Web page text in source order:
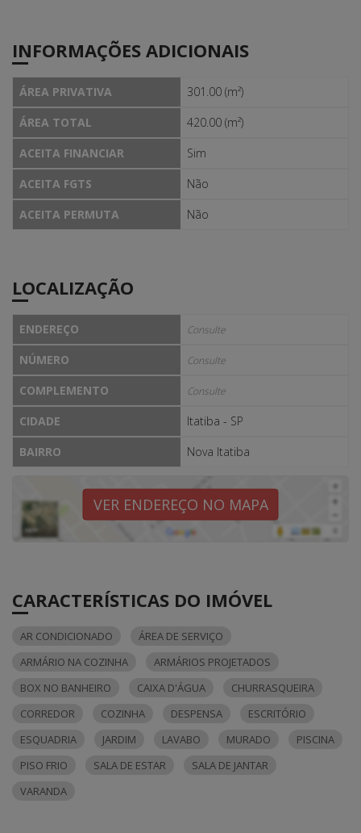
INFORMAÇÕES ADICIONAIS
ÁREA PRIVATIVA
301.00 (m²)
ÁREA TOTAL
420.00 (m²)
ACEITA FINANCIAR
Sim
ACEITA FGTS
Não
ACEITA PERMUTA
Não
LOCALIZAÇÃO
ENDEREÇO Consulte
NÚMERO Consulte
COMPLEMENTO Consulte
CIDADE
Itatiba - SP
BAIRRO
Nova Itatiba
VER ENDEREÇO NO MAPA
CARACTERÍSTICAS DO IMÓVEL
AR CONDICIONADO
ÁREA DE SERVIÇO
ARMÁRIO NA COZINHA
ARMÁRIOS PROJETADOS
BOX NO BANHEIRO
CAIXA D'ÁGUA
CHURRASQUEIRA
CORREDOR
COZINHA DESPENSA
ESCRITÓRIO
ESQUADRIA
JARDIM LAVABO MURADO
PISCINA
PISO FRIO
SALA DE ESTAR
SALA DE JANTAR
VARANDA